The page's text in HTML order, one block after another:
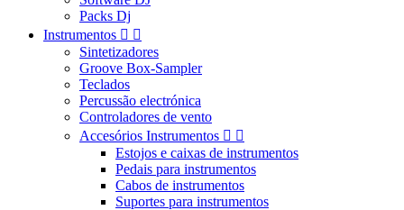
Packs Dj
Instrumentos  
Sintetizadores
Groove Box-Sampler
Teclados
Percussão electrónica
Controladores de vento
Accesórios Instrumentos  
Estojos e caixas de instrumentos
Pedais para instrumentos
Cabos de instrumentos
Suportes para instrumentos